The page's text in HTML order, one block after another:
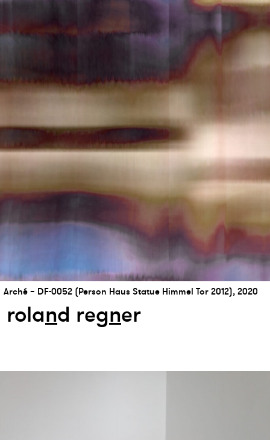
Arché – DF-0052 (Person Haus Statue Himmel Tor 2012), 2020
roland regner